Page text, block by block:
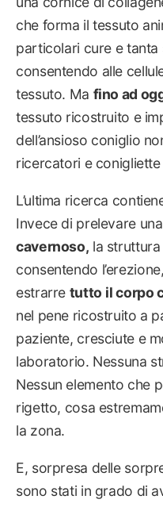
che forma il tessuto
particolari cure e
consentendo alle
tessuto. Ma fino ad
tessuto ricostruito e
dell’ansioso coniglio
ricercatori e
L’ultima ricerca
Invece di prelevare
cavernoso, la
consentendo
estrarre tutto il corpo
nel pene ricostruito a
paziente, cresciute e
laboratorio. Nessuna
Nessun elemento che
rigetto, cosa
la zona.
E, sorpresa delle
sono stati in grado di